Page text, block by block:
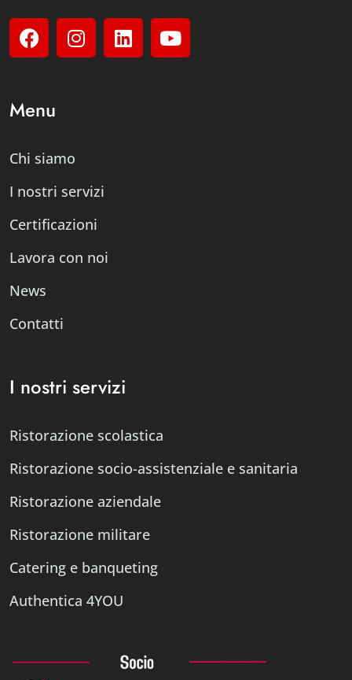
Menu
Chi siamo
I nostri servizi
Certificazioni
Lavora con noi
News
Contatti
I nostri servizi
Ristorazione scolastica
Ristorazione socio-assistenziale e sanitaria
Ristorazione aziendale
Ristorazione militare
Catering e banqueting
Authentica 4YOU